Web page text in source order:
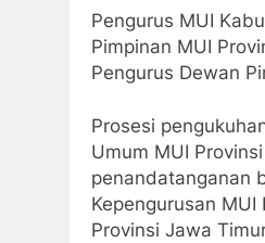
Pengurus MUI
Pimpinan MUI
Pengurus Dewan
Prosesi
Umum MUI
penandatanganan
Kepengurusan
Provinsi Jawa